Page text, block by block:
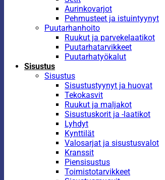
Aurinkovarjot
Pehmusteet ja istuintyynyt
Puutarhanhoito
Ruukut ja parvekelaatikot
Puutarhatarvikkeet
Puutarhatyökalut
Sisustus
Sisustus
Sisustustyynyt ja huovat
Tekokasvit
Ruukut ja maljakot
Sisustuskorit ja -laatikot
Lyhdyt
Kynttilät
Valosarjat ja sisustusvalot
Kranssit
Piensisustus
Toimistotarvikkeet